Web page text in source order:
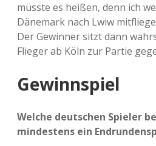
müsste es heißen, denn ich
Dänemark nach Lwiw
Der Gewinner sitzt dann
Flieger ab Köln zur Partie
Gewinnspiel
Welche deutschen Spieler
mindestens ein